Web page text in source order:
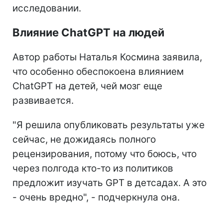
исследовании.
Влияние ChatGPT на людей
Автор работы Наталья Космина заявила,
что особенно обеспокоена влиянием
ChatGPT на детей, чей мозг еще
развивается.
"Я решила опубликовать результаты уже
сейчас, не дожидаясь полного
рецензирования, потому что боюсь, что
через полгода кто-то из политиков
предложит изучать GPT в детсадах. А это
- очень вредно", - подчеркнула она.